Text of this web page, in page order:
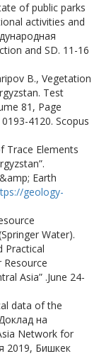
of public parks
activities and
and SD. 11-16
B., Vegetation
Test
81, Page
4120. Scopus
Trace Elements
Earth
geology-
Water).
Practical
Asia” .June 24-
data of the
на
Network for
2019, Бишкек